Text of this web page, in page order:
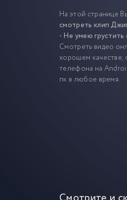
На этой странице
смотреть клип
- Не умею грустить
Смотреть видео
хорошем качестве,
телефона на
пк в любое время.